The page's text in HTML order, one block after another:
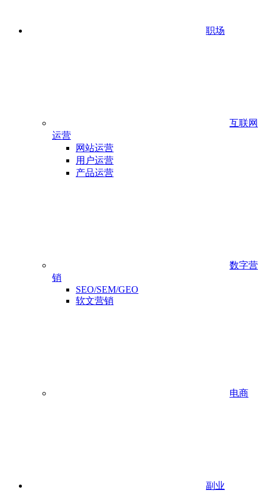
职场
互联网
运营
网站运营
用户运营
产品运营
数字营
销
SEO/SEM/GEO
软文营销
电商
副业